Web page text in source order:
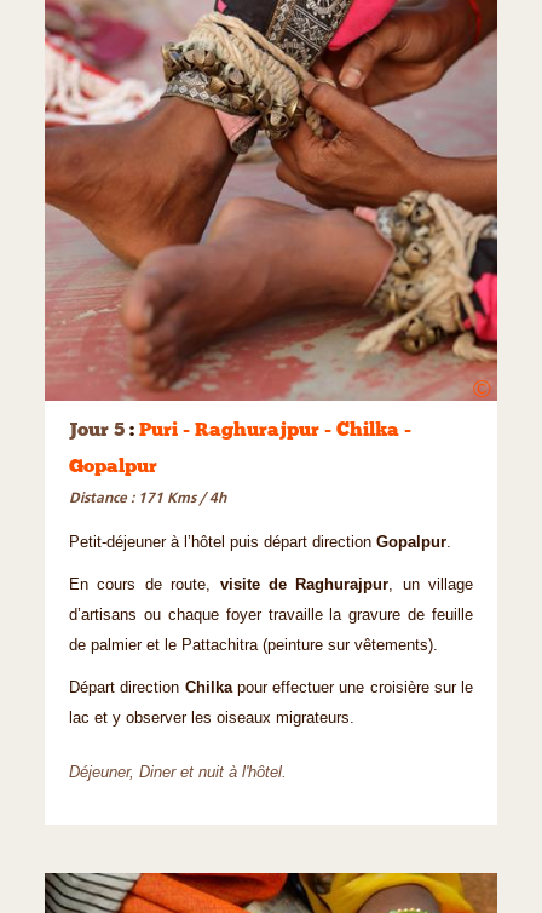
©
Jour 5 : Puri - Raghurajpur - Chilka -
Gopalpur
Distance : 171 Kms / 4h
Petit-déjeuner à l’hôtel puis départ direction Gopalpur.
En cours de route, visite de Raghurajpur, un village
d’artisans ou chaque foyer travaille la gravure de feuille
de palmier et le Pattachitra (peinture sur vêtements).
Départ direction Chilkapour effectuer une croisière sur le
lac et y observer les oiseaux migrateurs.
Déjeuner, Diner et nuit à l'hôtel.